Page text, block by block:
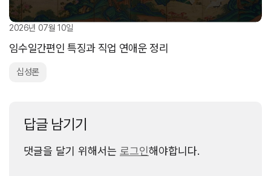
2026년 07월 10일
임수일간편인 특징과 직업 연애운 정리
십성론
답글 남기기
댓글을 달기 위해서는 로그인해야합니다.